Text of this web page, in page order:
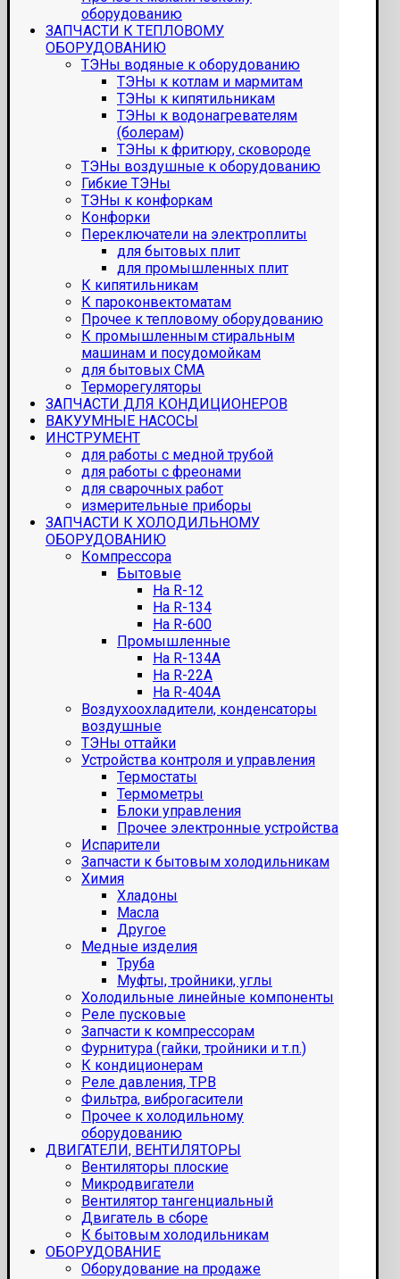
оборудованию
ЗАПЧАСТИ К ТЕПЛОВОМУ
ОБОРУДОВАНИЮ
ТЭНы водяные к оборудованию
ТЭНы к котлам и мармитам
ТЭНы к кипятильникам
ТЭНы к водонагревателям
(болерам)
ТЭНы к фритюру, сковороде
ТЭНы воздушные к оборудованию
Гибкие ТЭНы
ТЭНы к конфоркам
Конфорки
Переключатели на электроплиты
для бытовых плит
для промышленных плит
К кипятильникам
К пароконвектоматам
Прочее к тепловому оборудованию
К промышленным стиральным
машинам и посудомойкам
для бытовых СМА
Терморегуляторы
ЗАПЧАСТИ ДЛЯ КОНДИЦИОНЕРОВ
ВАКУУМНЫЕ НАСОСЫ
ИНСТРУМЕНТ
для работы с медной трубой
для работы с фреонами
для сварочных работ
измерительные приборы
ЗАПЧАСТИ К ХОЛОДИЛЬНОМУ
ОБОРУДОВАНИЮ
Компрессора
Бытовые
На R-12
На R-134
На R-600
Промышленные
На R-134A
На R-22A
На R-404A
Воздухоохладители, конденсаторы
воздушные
ТЭНы оттайки
Устройства контроля и управления
Термостаты
Термометры
Блоки управления
Прочее электронные устройства
Испарители
Запчасти к бытовым холодильникам
Химия
Хладоны
Масла
Другое
Медные изделия
Труба
Муфты, тройники, углы
Холодильные линейные компоненты
Реле пусковые
Запчасти к компрессорам
Фурнитура (гайки, тройники и т.п.)
К кондиционерам
Реле давления, ТРВ
Фильтра, виброгасители
Прочее к холодильному
оборудованию
ДВИГАТЕЛИ, ВЕНТИЛЯТОРЫ
Вентиляторы плоские
Микродвигатели
Вентилятор тангенциальный
Двигатель в сборе
К бытовым холодильникам
ОБОРУДОВАНИЕ
Оборудование на продаже